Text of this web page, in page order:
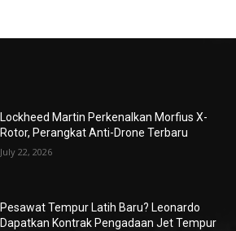
Lockheed Martin Perkenalkan Morfius X-
Rotor, Perangkat Anti-Drone Terbaru
July 22, 2026
Pesawat Tempur Latih Baru? Leonardo
Dapatkan Kontrak Pengadaan Jet Tempur